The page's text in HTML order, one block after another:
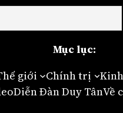
Mục lục:
giới Chính trị
Diễn Đàn Duy TânVề